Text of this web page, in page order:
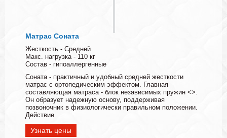
Матрас Соната
Жесткость - Средней
Макс. нагрузка - 110 кг
Состав - гипоаллергенные
Соната - практичный и удобный средней жесткости
матрас с ортопедическим эффектом. Главная
составляющая матраса - блок независимых пружин <>.
Он образует надежную основу, поддерживая
позвоночник в физиологически правильном положении.
Действие
Узнать цены